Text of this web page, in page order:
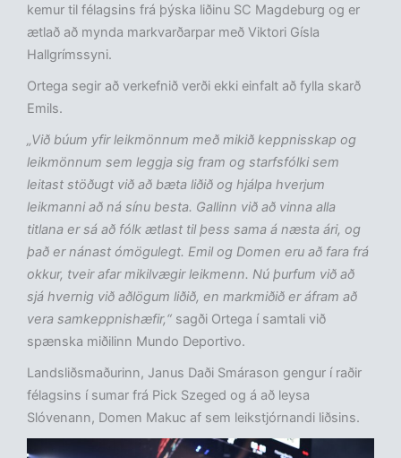
kemur til félagsins frá þýska liðinu SC Magdeburg og er
ætlað að mynda markvarðarpar með Viktori Gísla
Hallgrímssyni.
Ortega segir að verkefnið verði ekki einfalt að fylla skarð
Emils.
„Við búum yfir leikmönnum með mikið keppnisskap og
leikmönnum sem leggja sig fram og starfsfólki sem
leitast stöðugt við að bæta liðið og hjálpa hverjum
leikmanni að ná sínu besta. Gallinn við að vinna alla
titlana er sá að fólk ætlast til þess sama á næsta ári, og
það er nánast ómögulegt. Emil og Domen eru að fara frá
okkur, tveir afar mikilvægir leikmenn. Nú þurfum við að
sjá hvernig við aðlögum liðið, en markmiðið er áfram að
vera samkeppnishæfir,“ sagði Ortega í samtali við
spænska miðilinn Mundo Deportivo.
Landsliðsmaðurinn, Janus Daði Smárason gengur í raðir
félagsins í sumar frá Pick Szeged og á að leysa
Slóvenann, Domen Makuc af sem leikstjórnandi liðsins.